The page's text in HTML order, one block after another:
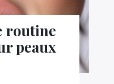
routine
peaux